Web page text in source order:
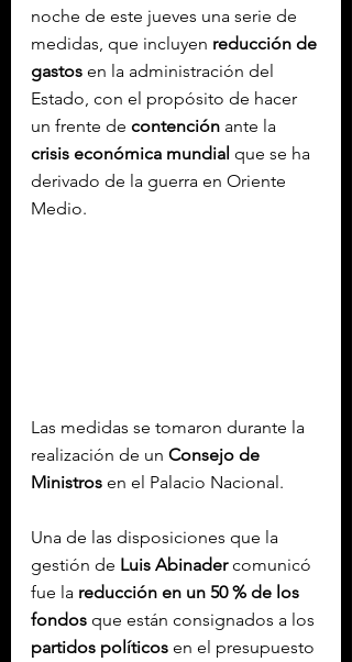
noche de este jueves una serie de
medidas, que incluyen reducción de
gastos en la administración del
Estado, con el propósito de hacer
un frente de contención ante la
crisis económica mundial que se ha
derivado de la guerra en Oriente
Medio.
Las medidas se tomaron durante la
realización de un Consejo de
Ministros en el Palacio Nacional.
Una de las disposiciones que la
gestión de Luis Abinader comunicó
fue la reducción en un 50 % de los
fondos que están consignados a los
partidos políticos en el presupuesto